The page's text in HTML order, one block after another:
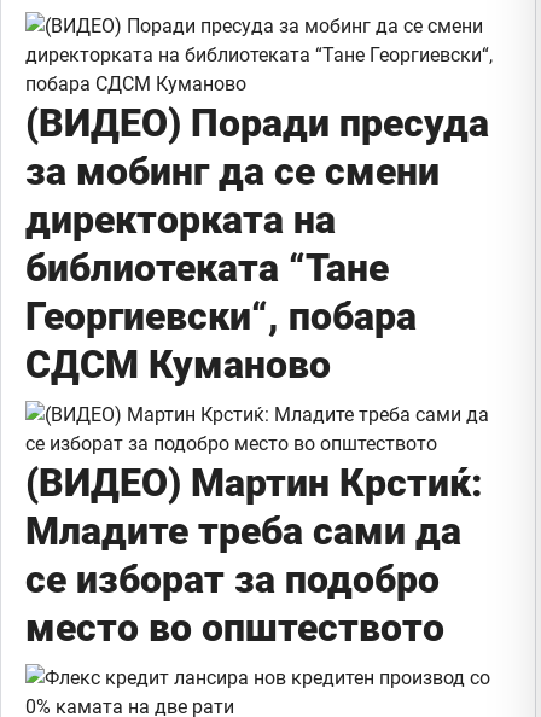
(ВИДЕО) Поради пресуда
за мобинг да се смени
директорката на
библиотеката “Тане
Георгиевски“, побара
СДСМ Куманово
(ВИДЕО) Мартин Крстиќ:
Младите треба сами да
се изборат за подобро
место во општеството